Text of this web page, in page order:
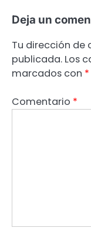
Deja un
Tu dirección de
publicada. Los
marcados con *
Comentario *